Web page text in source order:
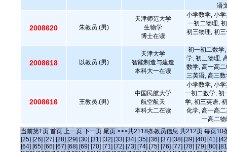
语
2008620 朱教员.(男)
天津师范大学
生物学
博士在读
小学数学, 小
一初二物理,
初三物理, 初
2008618 以教员.(男)
天津大学
智能制造与建造
本科大一在读
初一初二数学
学, 初三物理,
数学, 高一高
三英语, 高三
2008616 王教员.(男)
中国民航大学
航空航天
本科大二在读
小学数学, 小
一初二数学, 初
学, 初三英语,
化学, 高一高
一高二
当前第1页 首页 上一页 下一页 尾页 >>>共2118条教员信息 共212页 每页10
[25] [26] [27] [28] [29] [30] [31] [32] [33] [34] [35] [36] [37] [38] [39] [40] [41]
[64] [65] [66] [67] [68] [69] [70] [71] [72] [73] [74] [75] [76] [77] [78] [79] [80]